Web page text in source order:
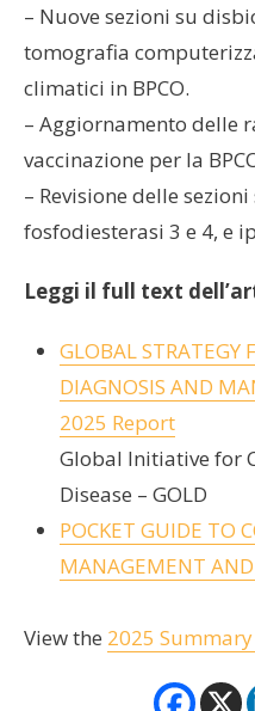
– Nuove sezioni su
tomografia
climatici in BPCO.
– Aggiornamento delle
vaccinazione per la
– Revisione delle sezioni
fosfodiesterasi 3 e 4, e
Leggi il full text
GLOBAL STRATEGY
DIAGNOSIS AND
2025 Report
Global Initiative for
Disease – GOLD
POCKET GUIDE TO
MANAGEMENT
View the 2025